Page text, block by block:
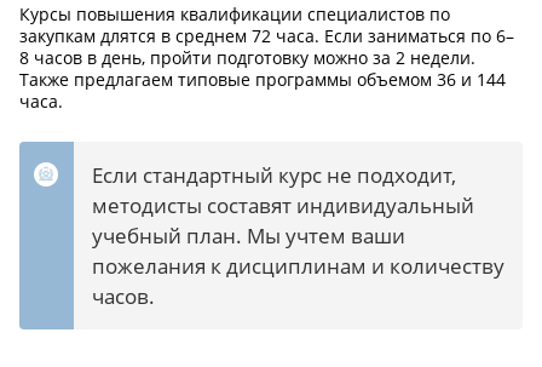
Курсы повышения квалификации специалистов по
закупкам длятся в среднем 72 часа. Если заниматься по 6–
8 часов в день, пройти подготовку можно за 2 недели.
Также предлагаем типовые программы объемом 36 и 144
часа.
Если стандартный курс не подходит,
методисты составят индивидуальный
учебный план. Мы учтем ваши
пожелания к дисциплинам и количеству
часов.